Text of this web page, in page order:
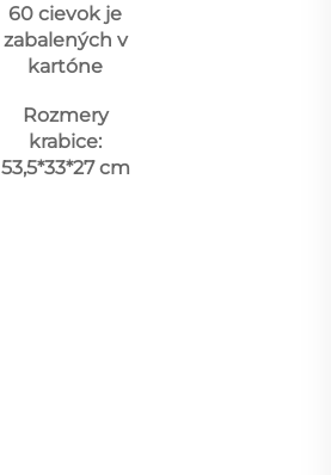
60 cievok je
zabalených v
kartóne
Rozmery
53,5*33*27 cm